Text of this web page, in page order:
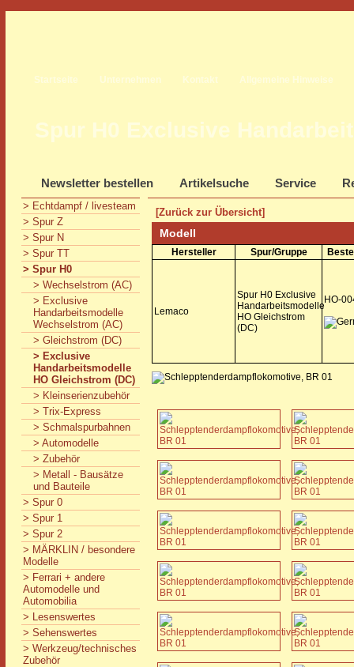
Startseite Unternehmen Kontakt Allgemeine Hinweise
Spur H0 Exclusive
Newsletter bestellen Artikelsuche Service
> Echtdampf / livesteam
> Spur Z
> Spur N
> Spur TT
> Spur H0
> Wechselstrom (AC)
> Exclusive
Handarbeitsmodelle
Wechselstrom (AC)
> Gleichstrom (DC)
> Exclusive
Handarbeitsmodelle
HO Gleichstrom (DC)
> Kleinserienzubehör
> Trix-Express
> Schmalspurbahnen
> Automodelle
> Zubehör
> Metall - Bausätze
und Bauteile
> Spur 0
> Spur 1
> Spur 2
> MÄRKLIN / besondere
Modelle
> Ferrari + andere
Automodelle und
Automobilia
> Lesenswertes
> Sehenswertes
> Werkzeug/technisches
Zubehör
[Zurück zur Übersicht]
Modell
Hersteller Spur/Gruppe
Lemaco
Spur H0 Exclusive
Handarbeitsmodelle
HO Gleichstrom
(DC)
HO-